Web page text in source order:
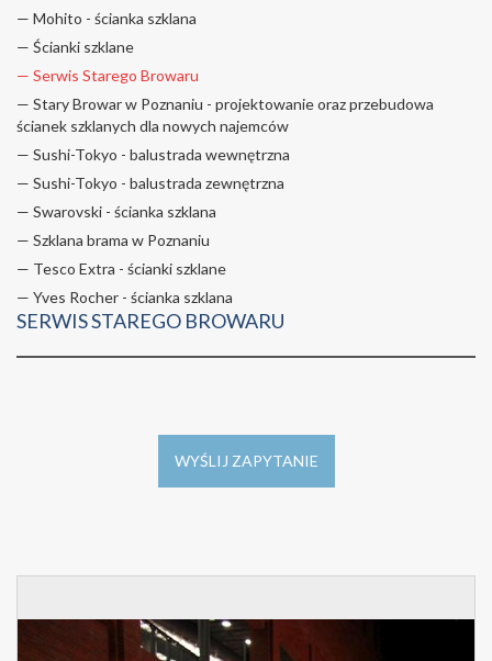
— Mohito - ścianka szklana
— Ścianki szklane
— Serwis Starego Browaru
— Stary Browar w Poznaniu - projektowanie oraz przebudowa
ścianek szklanych dla nowych najemców
— Sushi-Tokyo - balustrada wewnętrzna
— Sushi-Tokyo - balustrada zewnętrzna
— Swarovski - ścianka szklana
— Szklana brama w Poznaniu
— Tesco Extra - ścianki szklane
— Yves Rocher - ścianka szklana
SERWIS STAREGO BROWARU
WYŚLIJ ZAPYTANIE